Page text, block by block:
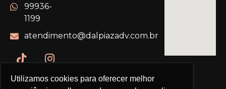
Utilizamos cookies para oferecer melhor
99936-
1199
atendimento@dalpiazadv.com.br